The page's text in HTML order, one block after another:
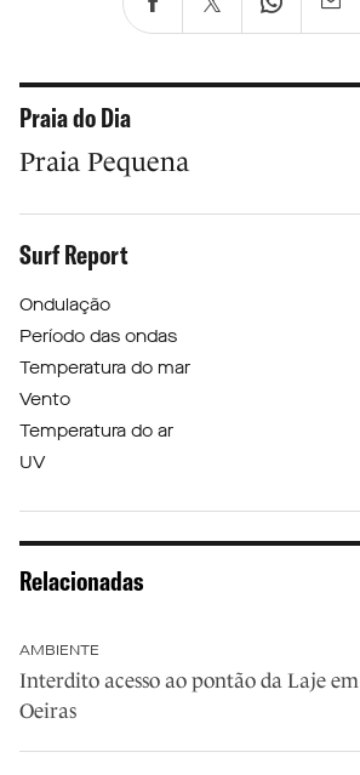
Praia do Dia
Praia Pequena
Surf Report
Ondulação
Período das ondas
Temperatura do mar
Vento
Temperatura do ar
UV
Relacionadas
AMBIENTE
Interdito acesso ao pontão da Laje em
Oeiras